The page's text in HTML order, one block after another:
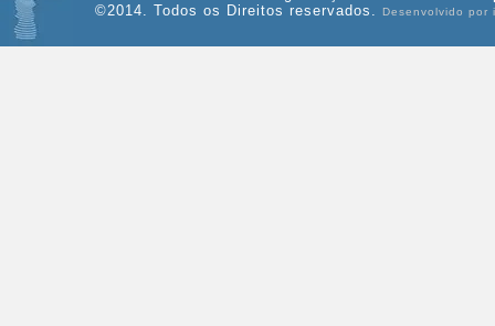
©2014. Todos os Direitos reservados.
Desenvolvido por